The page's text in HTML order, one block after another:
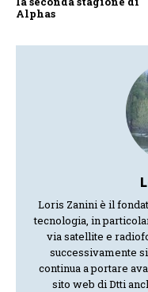
Alphas
Loris Zanini è il
tecnologia, in
via satellite e
successivamente
continua a portare
sito web di Dtti